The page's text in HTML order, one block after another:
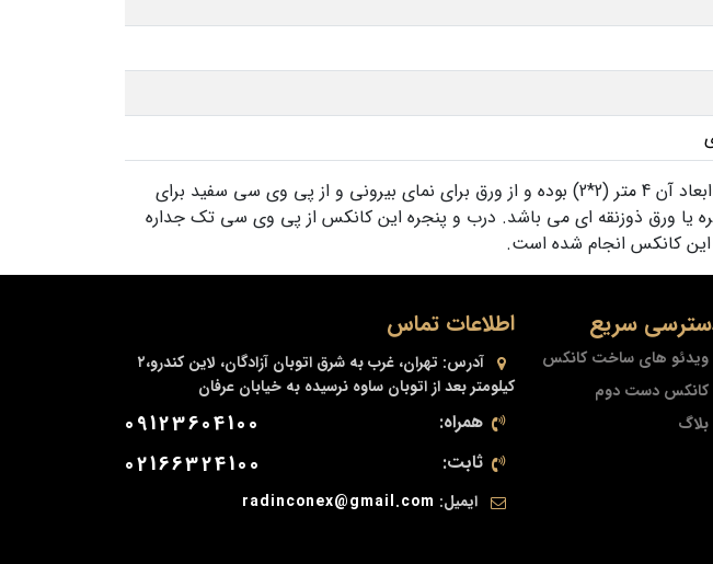
مناسب برای پروژه های متعدد ساختمانی و نگهبانی باغ ها می باشد. ابعاد آن 4 متر (2*2) بوده و از ورق برای نمای بیرونی و از پی وی سی سفید برای
یا ورق ذوزنقه ای می باشد. درب و پنجره این کانکس از پی وی سی تک جداره
سریع
ویدئو های ساخت کانکس
کانکس دست دوم
بلاگ
اطلاعات تماس
آدرس:
تهران، غرب به شرق اتوبان آزادگان، لاین کندرو،۲
کیلومتر بعد از اتوبان ساوه نرسیده به خیابان عرفان
همراه: 09123604100
ثابت: 02166324100
ایمیل: radinconex@gmail.com